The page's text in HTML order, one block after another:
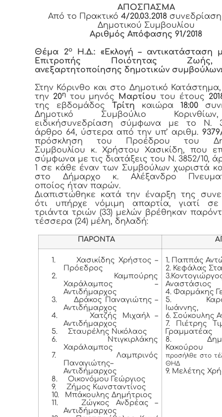
ΑΠΟΣΠΑΣΜΑ
Από το Πρακτικό 4/20.03.2018
Δημοτικού Συμβουλίου
Αριθμός Απόφασης 91/2018
Θέμα 2οΗ.Δ.: «Εκλογή – αντικατάσταση
Επιτροπής Ποιότητας
ανεξαρτητοποίησης δημοτικών
Στην Κόρινθο και στο Δημοτικό
την 20η του μηνός Μαρτίου του έτους
της εβδομάδος Τρίτη καιώρα 18:00
Δημοτικό Συμβούλιο
ειδικήσυνεδρίαση σύμφωνα με το Ν.
άρθρο 64, ύστερα από την υπ’ αριθμ.
πρόσκληση του Προέδρου του
Συμβουλίου κ. Χρήστου Χασικίδη, που
σύμφωνα με τις διατάξεις του Ν. 3852/10,
1 σε κάθε έναν των Συμβούλων χωριστά
στο Δήμαρχο κ. Αλέξανδρο
οποίος ήταν παρών.
Διαπιστώθηκε κατά την έναρξη της
ότι υπήρχε νόμιμη απαρτία, γιατί
τριάντα τριών (33) μελών βρέθηκαν
τέσσερα (24) μέλη, δηλαδή:
ΠΑΡΟΝΤΑ
1.
Χασικίδης Χρήστος –
Πρόεδρος
2.
Καμπούρης
Χαράλαμπος –
Αντιδήμαρχος
3.
Δράκος Παναγιώτης –
Αντιδήμαρχος
4.
Χατζής Μιχαήλ –
Αντιδήμαρχος
5.
Σταυρέλης Νικόλαος
6.
Ντιγκιρλάκης
Χαράλαμπος
7.
Λαμπρινός
Παναγιώτης–
Αντιδήμαρχος
8.
Οικονόμου Γεώργιος
9.
Ζήμος Κωνσταντίνος
10.
Μπάκουλης Δημήτριος
11.
Ζώγκος Ανδρέας –
Αντιδήμαρχος
1. Παππάς
2. Κεφάλας
Αναστάσιος
4. Φαρμάκης
5.
Ιωάννης,
6. Σούκουλης
7. Πιέτρης
Γραμματέας
8.
Κακούρου
προσήλθε στο
ΘΗΔ
9. Μελέτης